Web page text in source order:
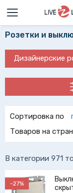
Розетки и
Дизайнерские
Сортировка по
Товаров на
В категории 971
-27%